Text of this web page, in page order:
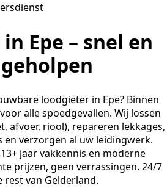
Epe – snel en
loodgieter in Epe? Binnen
alle spoedgevallen. Wij lossen
afvoer, riool), repareren lekkages,
en verzorgen al uw leidingwerk.
jaar vakkennis en moderne
prijzen, geen verrassingen. 24/7
rest van Gelderland.